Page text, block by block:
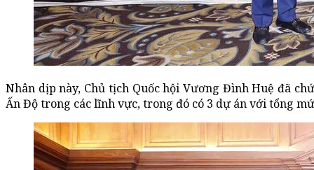
Nhân dịp này, Chủ tịch Quốc hội Vương Đình Huệ đã
Ấn Độ trong các lĩnh vực, trong đó có 3 dự án với tổng